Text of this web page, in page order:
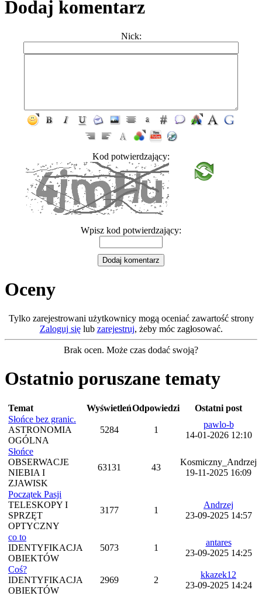
Dodaj komentarz
Nick:
Kod potwierdzający:
Wpisz kod potwierdzający:
Oceny
Tylko zarejestrowani użytkownicy mogą oceniać zawartość strony
Zaloguj sięlub zarejestruj, żeby móc zagłosować.
Brak ocen. Może czas dodać swoją?
Ostatnio poruszane tematy
Temat WyświetleńOdpowiedzi
Ostatni post
Słońce bez granic.
ASTRONOMIA
OGÓLNA
5284 1
pawlo-b
14-01-2026 12:10
Słońce
OBSERWACJE
NIEBIA I
ZJAWISK
63131 43
Kosmiczny_Andrzej
19-11-2025 16:09
Początek Pasji
TELESKOPY I
SPRZĘT
OPTYCZNY
3177 1
Andrzej
23-09-2025 14:57
co to
IDENTYFIKACJA
OBIEKTÓW
5073 1
antares
23-09-2025 14:25
Coś?
IDENTYFIKACJA
OBIEKTÓW
2969 2
kkazek12
23-09-2025 14:24